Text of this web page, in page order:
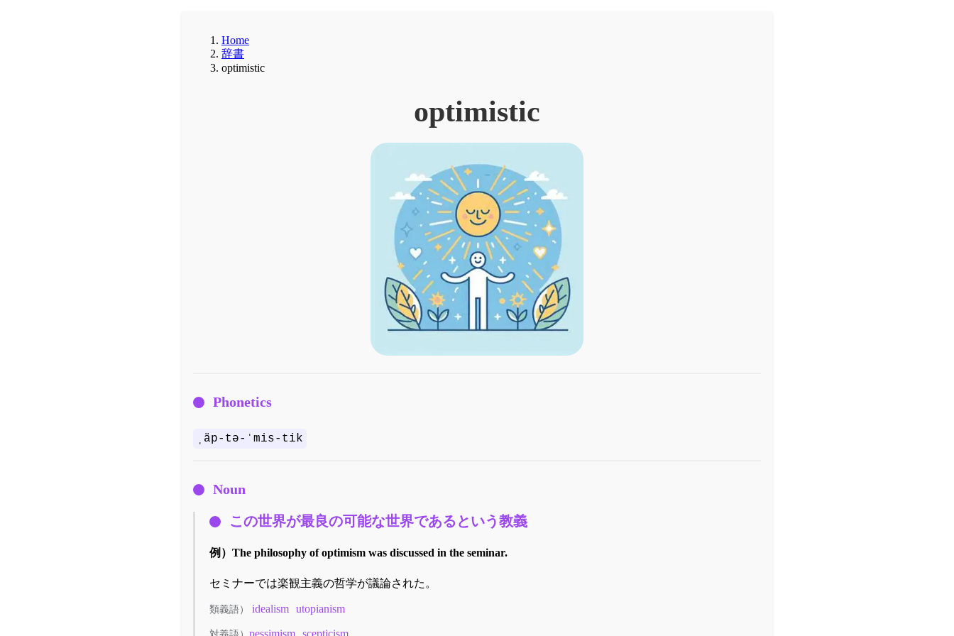
Home
辞書
optimistic
optimistic
Phonetics
ˌäp-tə-ˈmis-tik
Noun
この世界が最良の可能な世界であるという教義
例） The philosophy of optimism was discussed in the seminar.
セミナーでは楽観主義の哲学が議論された。
類義語） idealism utopianism
pessimism scepticism